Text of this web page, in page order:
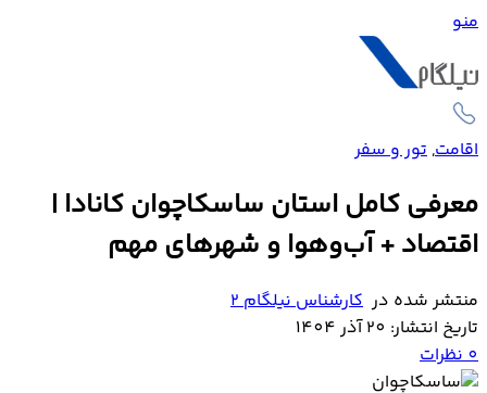
منو
اقامت, تور و سفر
معرفی کامل استان ساسکاچوان کانادا |
اقتصاد + آب‌وهوا و شهرهای مهم
منتشر شده در کارشناس نیلگام 2
تاریخ انتشار: 20 آذر 1404
0نظرات